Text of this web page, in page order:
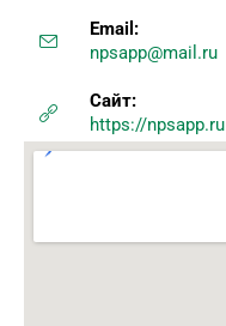
Email:
npsapp@mail.ru
Сайт:
https://npsapp.ru